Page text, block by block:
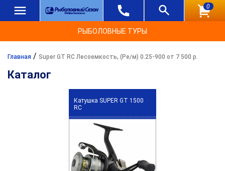
0
РЫБОЛОВНЫЕ ТУРЫ
Главная / Super GT RC Лесоемкость, (Ре/м) 0.25-900 от 7 500 р.
Каталог
Катушка SUPER GT 1500
RC